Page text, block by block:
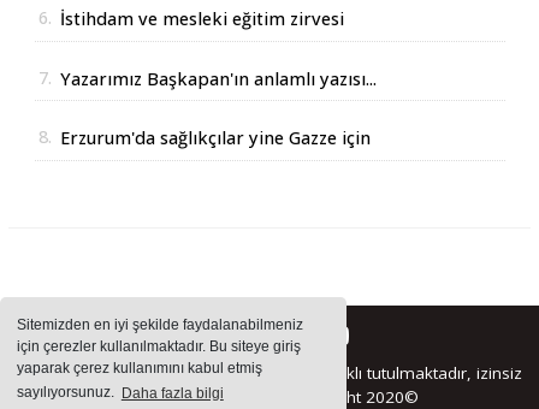
Sitemizden en iyi şekilde faydalanabilmeniz
için çerezler kullanılmaktadır. Bu siteye giriş
yaparak çerez kullanımını kabul etmiş
sayılıyorsunuz. Daha fazla bilgi
6. İstihdam ve mesleki eğitim zirvesi
7. Yazarımız Başkapan'ın anlamlı yazısı...
8. Erzurum'da sağlıkçılar yine Gazze için
Sitemizde bulunan içeriklerin tüm hakları saklı tutulmaktadır, izinsiz
içerikler kullanılamaz. Copyright 2020©